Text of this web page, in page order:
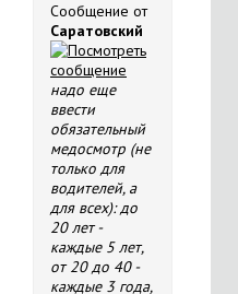
Сообщение от
Саратовский
надо еще
ввести
обязательный
медосмотр (не
только для
водителей, а
для всех): до
20 лет -
каждые 5 лет,
от 20 до 40 -
каждые 3 года,